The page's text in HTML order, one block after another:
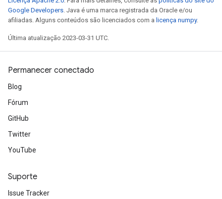
Google Developers. Java é uma marca registrada da Oracle e/ou
afiliadas. Alguns conteúdos são licenciados com a licença numpy.
Última atualização 2023-03-31 UTC.
Permanecer conectado
Blog
Fórum
GitHub
Twitter
YouTube
Suporte
Issue Tracker